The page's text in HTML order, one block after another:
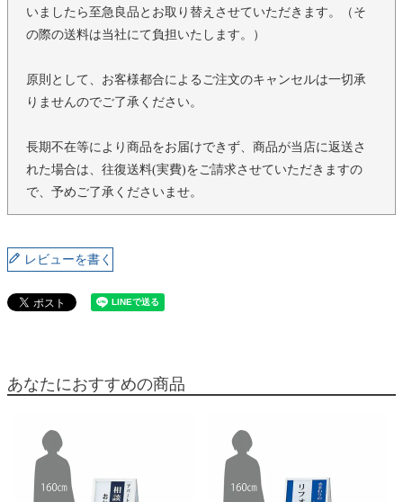
いましたら至急良品とお取り替えさせていただきます。（そ
の際の送料は当社にて負担いたします。）
原則として、お客様都合によるご注文のキャンセルは一切承
りませんのでご了承ください。
長期不在等により商品をお届けできず、商品が当店に返送さ
れた場合は、往復送料(実費)をご請求させていただきますの
で、予めご了承くださいませ。
レビューを書く
あなたにおすすめの商品